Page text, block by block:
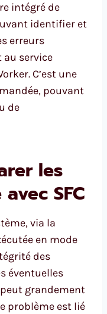
intégré de
identifier et
erreurs
au service
C’est une
pouvant
de
les
SFC
via la
en mode
des
éventuelles
grandement
problème est lié